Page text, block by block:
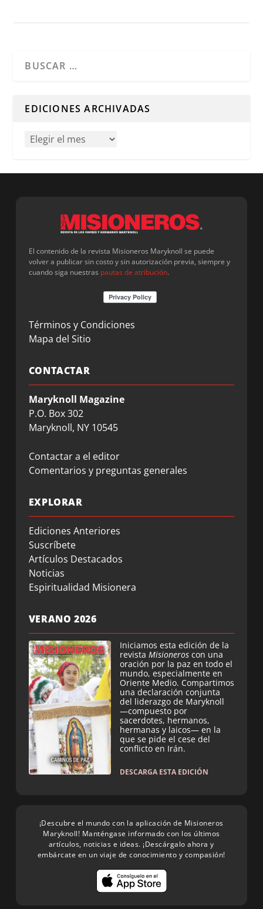
EDICIONES ARCHIVADAS
El contenido de la revista Misioneros Maryknoll se puede
volver a publicar sin costo y sin autorización previa, siempre y
cuando siga nuestras pautas de atribución.
Términos y Condiciones
Mapa del Sitio
CONTACTAR
Maryknoll Magazine
P.O. Box 302
Maryknoll, NY 10545
Contactar a el editor
Comentarios y preguntas generales
EXPLORAR
Ediciones Anteriores
Suscríbete
Artículos Destacados
Noticias
Espiritualidad Misionera
VERANO 2026
Iniciamos esta edición de la
revista Misioneros con una
oración por la paz en todo el
mundo, especialmente en
Oriente Medio. Compartimos
una declaración conjunta
del liderazgo de Maryknoll
—compuesto por
sacerdotes, hermanos,
hermanas y laicos— en la
que se pide el cese del
conflicto en Irán.
DESCARGA ESTA EDICIÓN
¡Descubre el mundo con la aplicación de Misioneros
Maryknoll! Manténgase informado con los últimos
artículos, noticias e ideas. ¡Descárgalo ahora y
embárcate en un viaje de conocimiento y compasión!